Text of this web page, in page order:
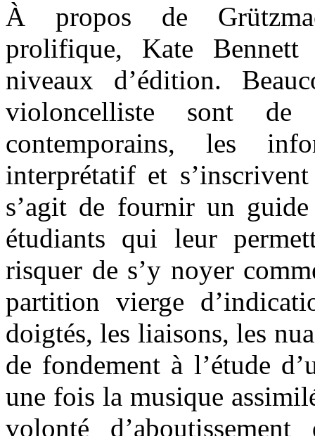
À propos de
prolifique, Kate Bennett
niveaux d’édition.
violoncelliste sont
contemporains, les
interprétatif et
s’agit de fournir un
étudiants qui leur
risquer de s’y noyer
partition vierge
doigtés, les liaisons, les
de fondement à l’étude
une fois la musique
volonté